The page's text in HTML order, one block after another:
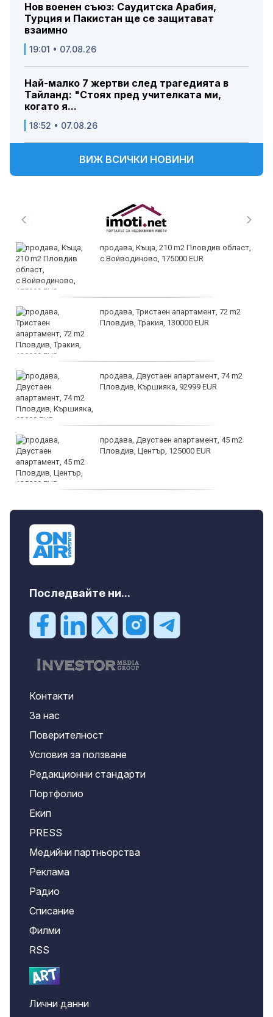
Нов военен съюз: Саудитска Арабия,
Турция и Пакистан ще се защитават
взаимно
19:01 • 07.08.26
Най-малко 7 жертви след трагедията в
Тайланд: "Стоях пред учителката ми,
когато я...
18:52 • 07.08.26
ВИЖ ВСИЧКИ НОВИНИ
продава, Къща, 210 m2 Пловдив област,
с.Войводиново, 175000 EUR
продава, Тристаен апартамент, 72 m2
Пловдив, Тракия, 130000 EUR
продава, Двустаен апартамент, 74 m2
Пловдив, Кършияка, 92999 EUR
продава, Двустаен апартамент, 45 m2
Пловдив, Център, 125000 EUR
Последвайте ни...
Контакти
За нас
Поверителност
Условия за ползване
Редакционни стандарти
Портфолио
Екип
PRESS
Медийни партньорства
Реклама
Радио
Списание
Филми
RSS
Лични данни